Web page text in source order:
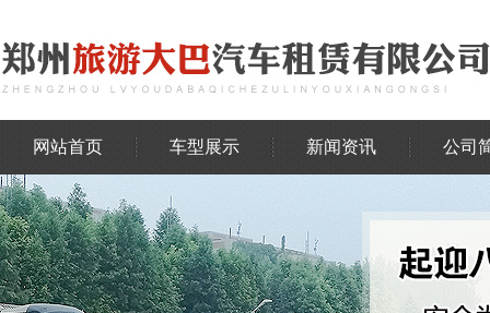
网站首页 车型展示 新闻资讯 公司